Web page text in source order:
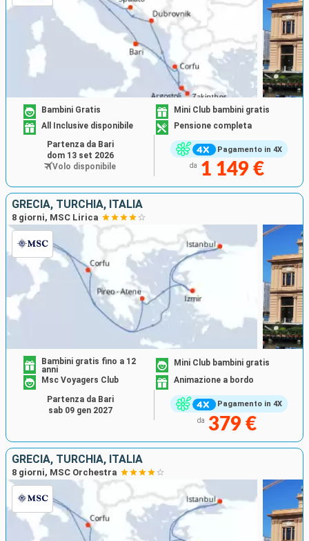
Pagamento in 4X
Bambini Gratis
Mini Club bambini gratis
All Inclusive disponibile
Pensione completa
da 1 149 €
Partenza da Bari
dom 13 set 2026
Volo disponibile
GRECIA, TURCHIA, ITALIA
8 giorni, MSC Lirica
Pagamento in 4X
Bambini gratis fino a 12
anni
Mini Club bambini gratis
Msc Voyagers Club
Animazione a bordo
da 379 €
Partenza da Bari
sab 09 gen 2027
GRECIA, TURCHIA, ITALIA
8 giorni, MSC Orchestra